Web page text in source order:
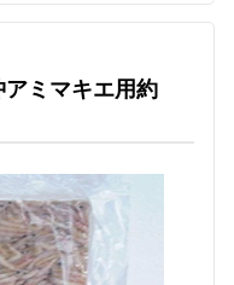
アミマキエ用約